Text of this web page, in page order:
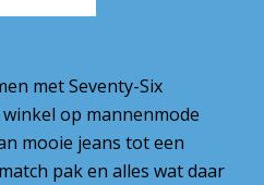
met Seventy-Six
op mannenmode
mooie jeans tot een
pak en alles wat daar